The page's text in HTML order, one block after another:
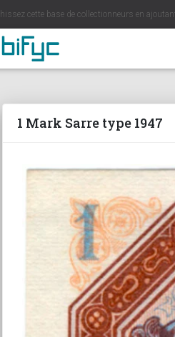
cette base de collectionneurs en
1 Mark Sarre type 1947